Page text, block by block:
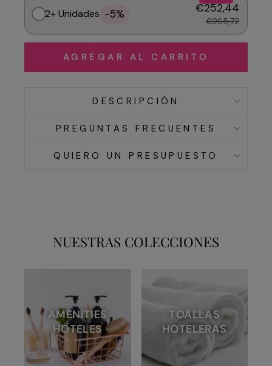
2+ Unidades -5% €252,44
€265,72
AGREGAR AL CARRITO
DESCRIPCIÓN
PREGUNTAS FRECUENTES
QUIERO UN PRESUPUESTO
NUESTRAS COLECCIONES
AMENITIES
HOTELES
TOALLAS
HOTELERAS